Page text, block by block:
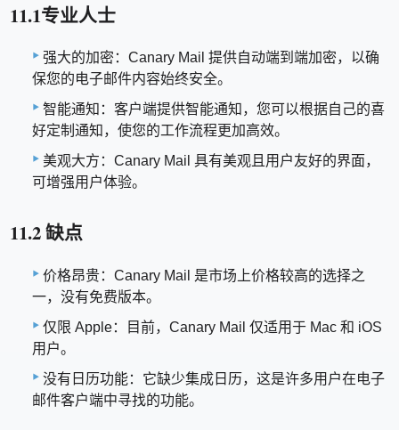
11.1专业人士
强大的加密：Canary Mail 提供自动端到端加密，以确
保您的电子邮件内容始终安全。
智能通知：客户端提供智能通知，您可以根据自己的喜
好定制通知，使您的工作流程更加高效。
美观大方：Canary Mail 具有美观且用户友好的界面，
可增强用户体验。
11.2 缺点
价格昂贵：Canary Mail 是市场上价格较高的选择之
一，没有免费版本。
仅限 Apple：目前，Canary Mail 仅适用于 Mac 和 iOS
用户。
没有日历功能：它缺少集成日历，这是许多用户在电子
邮件客户端中寻找的功能。